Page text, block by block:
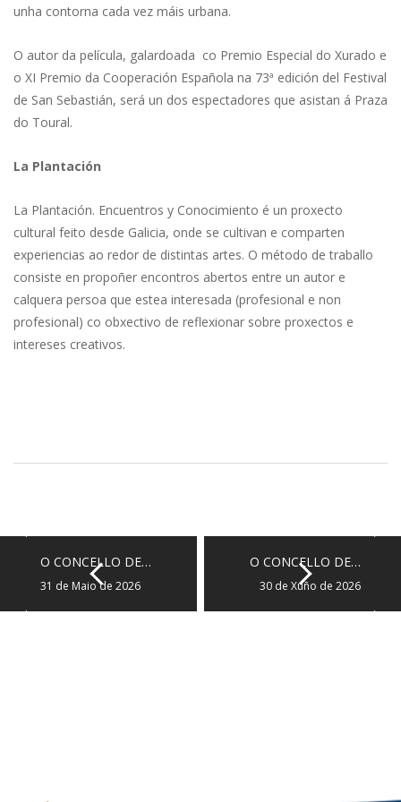
unha contorna cada vez máis urbana.
O autor da película, galardoada co Premio Especial do Xurado e
o XI Premio da Cooperación Española na 73ª edición del Festival
de San Sebastián, será un dos espectadores que asistan á Praza
do Toural.
La Plantación
La Plantación. Encuentros y Conocimiento é un proxecto
cultural feito desde Galicia, onde se cultivan e comparten
experiencias ao redor de distintas artes. O método de traballo
consiste en propoñer encontros abertos entre un autor e
calquera persoa que estea interesada (profesional e non
profesional) co obxectivo de reflexionar sobre proxectos e
intereses creativos.
O CONCELLO DE…
31 de Maio de 2026
O CONCELLO DE…
30 de Xuño de 2026